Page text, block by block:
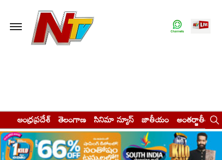
ఆంధ్రప్రదేశ్ తెలంగాణ సినిమా న్యూస్ జాతీయం అంతర్జాతీయం